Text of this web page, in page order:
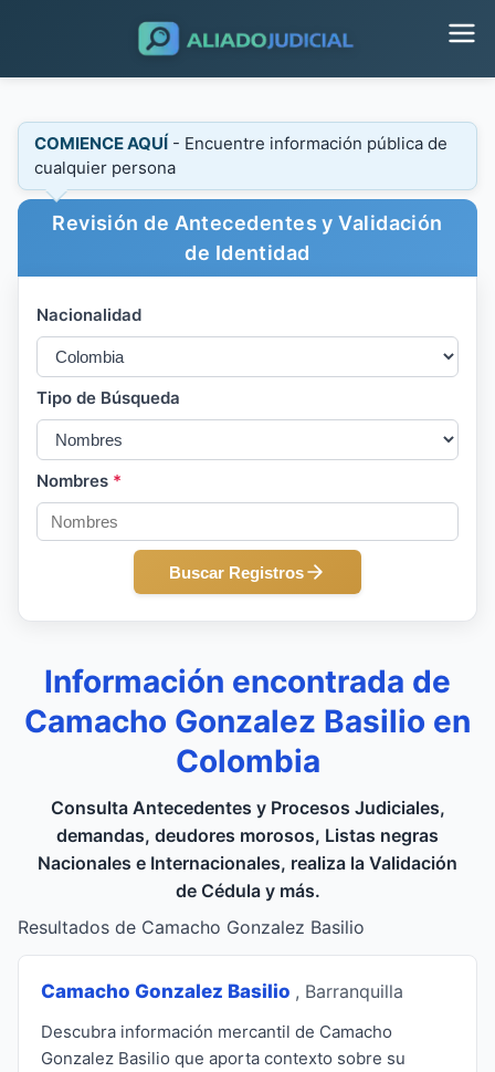
COMIENCE AQUÍ - Encuentre información pública de
cualquier persona
Revisión de Antecedentes y Validación
de Identidad
Nacionalidad
Tipo de Búsqueda
Nombres *
Buscar Registros
Información encontrada de
Camacho Gonzalez Basilio en
Colombia
Consulta Antecedentes y Procesos Judiciales,
demandas, deudores morosos, Listas negras
Nacionales e Internacionales, realiza la Validación
de Cédula y más.
Resultados de Camacho Gonzalez Basilio
Camacho Gonzalez Basilio , Barranquilla
Descubra información mercantil de Camacho
Gonzalez Basilio que aporta contexto sobre su